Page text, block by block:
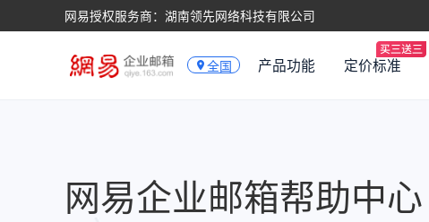
网易授权服务商：湖南领先网络科技有限公司
全国 产品功能 定价标准
网易企业邮箱帮助中心